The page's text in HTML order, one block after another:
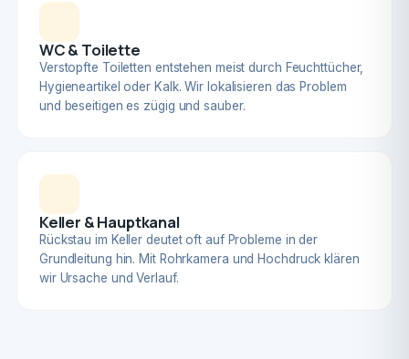
WC & Toilette
Verstopfte Toiletten entstehen meist durch Feuchttücher,
Hygieneartikel oder Kalk. Wir lokalisieren das Problem
und beseitigen es zügig und sauber.
Keller & Hauptkanal
Rückstau im Keller deutet oft auf Probleme in der
Grundleitung hin. Mit Rohrkamera und Hochdruck klären
wir Ursache und Verlauf.